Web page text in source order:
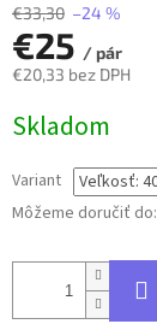
€33,30 –24 %
€25 / pár
€20,33 bez DPH
cena:
Skladom
Variant
Môžeme doručiť do: